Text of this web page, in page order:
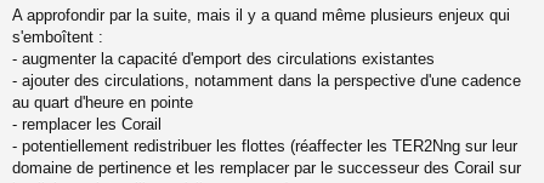
s
g
e
n
o
n
u
A approfondir par la suite, mais il y a quand même plusieurs enjeux qui
s'emboîtent :
- augmenter la capacité d'emport des circulations existantes
- ajouter des circulations, notamment dans la perspective d'une cadence
au quart d'heure en pointe
- remplacer les Corail
- potentiellement redistribuer les flottes (réaffecter les TER2Nng sur leur
domaine de pertinence et les remplacer par le successeur des Corail sur